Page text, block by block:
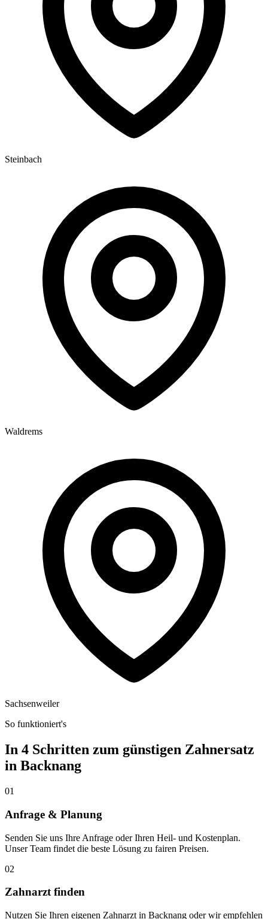
Steinbach
Waldrems
Sachsenweiler
So funktioniert's
In 4 Schritten zum günstigen Zahnersatz
in Backnang
01
Anfrage & Planung
Senden Sie uns Ihre Anfrage oder Ihren Heil- und Kostenplan.
Unser Team findet die beste Lösung zu fairen Preisen.
02
Zahnarzt finden
Nutzen Sie Ihren eigenen Zahnarzt in Backnang oder wir empfehlen